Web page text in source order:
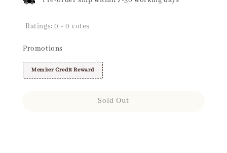
Ratings:0 - 0 votes
Promotions
Member Credit Reward
Sold Out